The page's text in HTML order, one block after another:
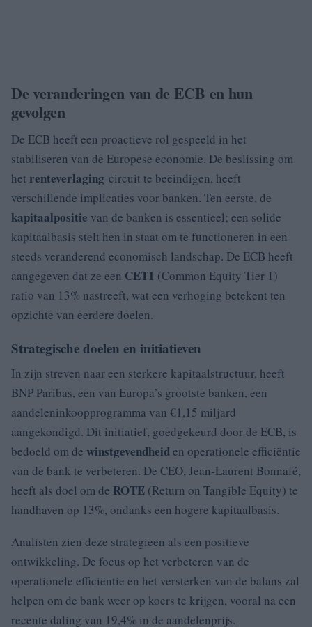
De veranderingen van de ECB en hun
gevolgen
De ECB heeft een proactieve rol gespeeld in het
stabiliseren van de Europese economie. De beslissing om
het renteverlaging-circuit te beëindigen, heeft
verschillende implicaties voor banken. Ten eerste, de
kapitaalpositie van de banken is essentieel; een solide
kapitaalbasis stelt hen in staat om te functioneren in een
steeds veranderend economisch landschap. De ECB heeft
aangegeven dat ze een CET1 (Common Equity Tier 1)
ratio van 13% nastreeft, wat een verhoging betekent ten
opzichte van eerdere doelen.
Strategische doelen en initiatieven
In zijn streven naar een sterkere kapitaalstructuur, heeft
BNP Paribas, een van Europa’s grootste banken, een
aandeleninkoopprogramma van €1,15 miljard
aangekondigd. Dit initiatief, goedgekeurd door de ECB, is
bedoeld om de winstgevendheiden operationele efficiëntie
van de bank te verbeteren. De CEO, Jean-Laurent Bonnafé,
heeft als doel om de ROTE (Return on Tangible Equity) te
handhaven op 13%, ondanks een hogere kapitaalbasis.
Analisten zien deze strategieën als een positieve
ontwikkeling. De focus op het verbeteren van de
operationele efficiëntie en het versterken van de balans zal
helpen om de bank weer op koers te krijgen, vooral na een
recente daling van 19,4% in de aandelenprijs.